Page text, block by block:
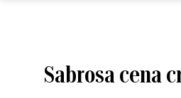
Sabrosa cena